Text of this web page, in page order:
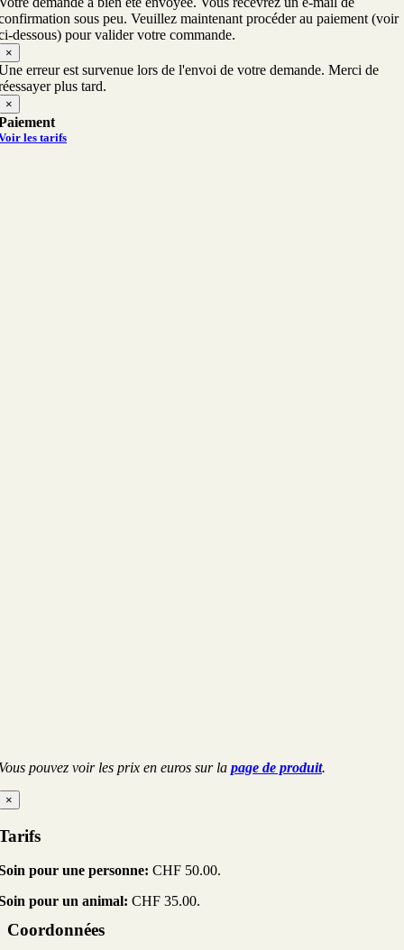
sous peu. Veuillez maintenant procéder au paiement (voir
dessous) pour valider votre commande.
×
erreur est survenue lors de l'envoi de votre demande. Merci de
plus tard.
×
les tarifs
pouvez voir les prix en euros sur la page de produit.
×
pour une personne: CHF 50.00.
pour un animal: CHF 35.00.
Coordonnées